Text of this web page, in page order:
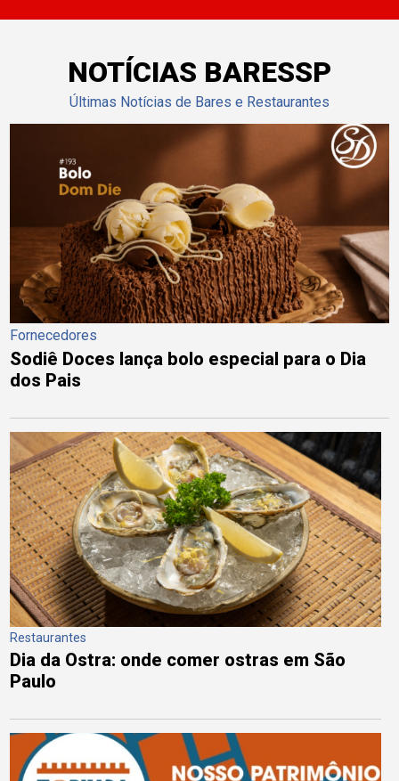
NOTÍCIAS BARESSP
Últimas Notícias de Bares e Restaurantes
Fornecedores
Sodiê Doces lança bolo especial para o Dia
dos Pais
Restaurantes
Dia da Ostra: onde comer ostras em São
Paulo